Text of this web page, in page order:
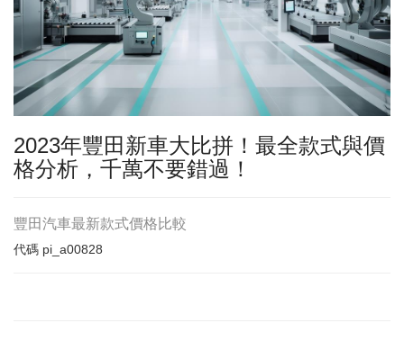
2023年豐田新車大比拼！最全款式與價
格分析，千萬不要錯過！
豐田汽車最新款式價格比較
代碼 pi_a00828